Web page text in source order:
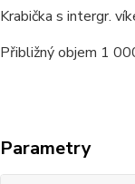
Krabička s intergr.
Přibližný objem 1
Parametry